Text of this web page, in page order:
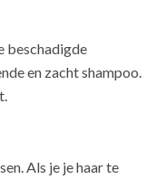
beschadigde
en zacht shampoo.
Als je je haar te